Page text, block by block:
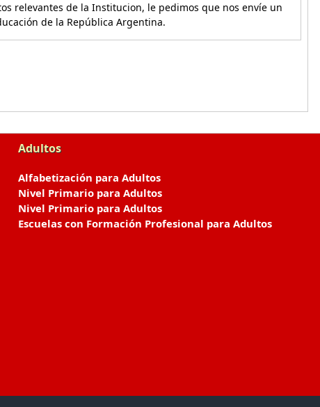
relevantes de la Institucion, le pedimos que nos envíe un
de la República Argentina.
Adultos
Alfabetización para Adultos
Nivel Primario para Adultos
Nivel Primario para Adultos
Escuelas con Formación Profesional para Adultos